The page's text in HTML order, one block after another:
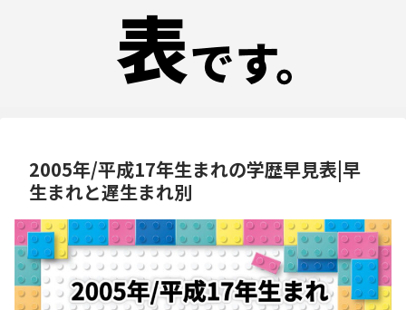
2005年/平成17年生まれの学歴早見表|早
生まれと遅生まれ別